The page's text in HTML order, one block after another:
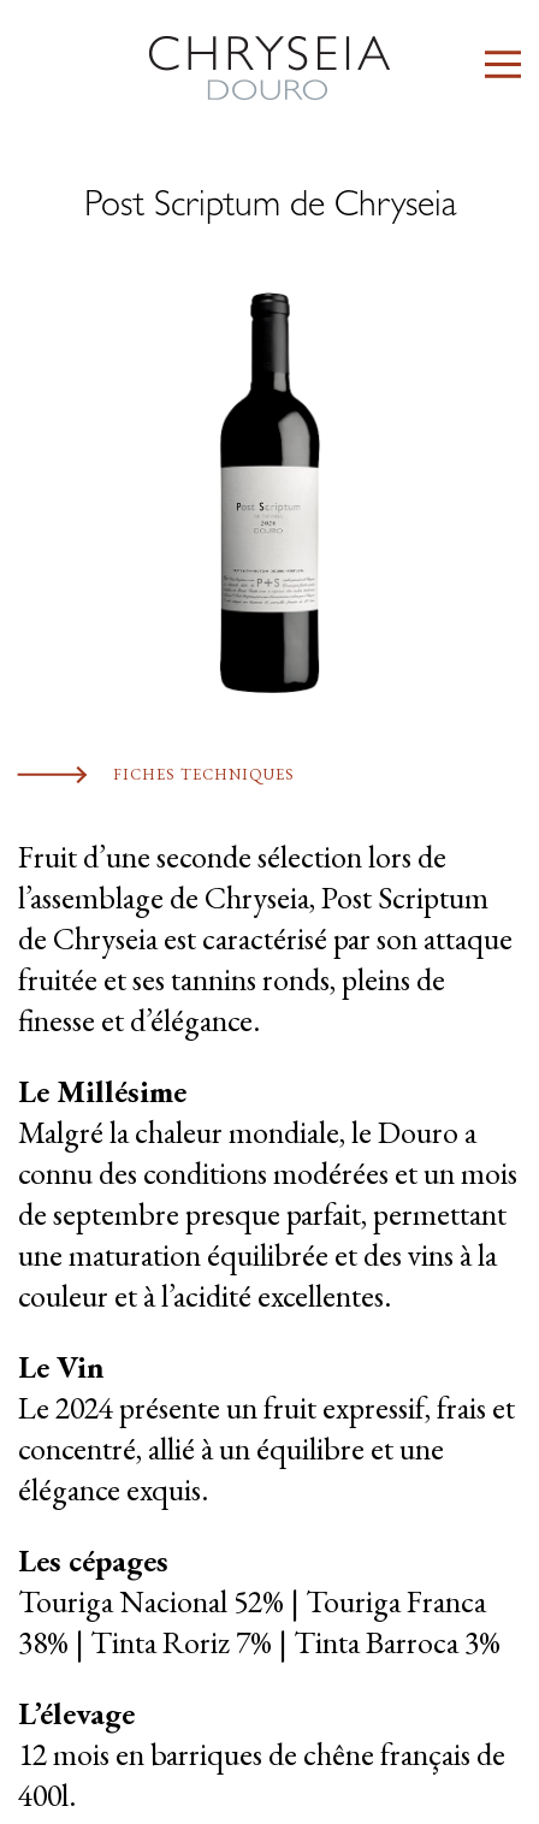
Post Scriptum de Chryseia
FICHES TECHNIQUES
Fruit d’une seconde sélection lors de
l’assemblage de Chryseia, Post Scriptum
de Chryseia est caractérisé par son attaque
fruitée et ses tannins ronds, pleins de
finesse et d’élégance.
Le Millésime
Malgré la chaleur mondiale, le Douro a
connu des conditions modérées et un mois
de septembre presque parfait, permettant
une maturation équilibrée et des vins à la
couleur et à l’acidité excellentes.
Le Vin
Le 2024 présente un fruit expressif, frais et
concentré, allié à un équilibre et une
élégance exquis.
Les cépages
Touriga Nacional 52% | Touriga Franca
38% | Tinta Roriz 7% | Tinta Barroca 3%
L’élevage
12 mois en barriques de chêne français de
400l.